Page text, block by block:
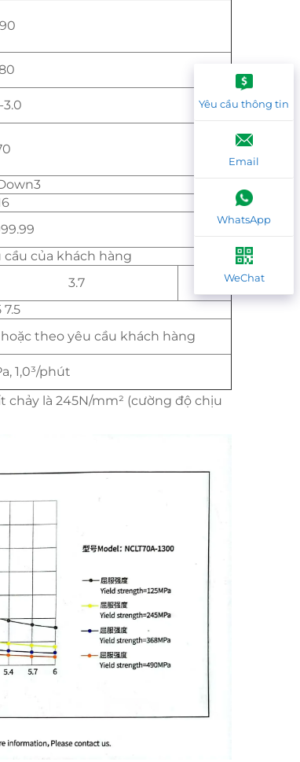
3.0
cầu của khách hàng
3.7
7.5
theo yêu cầu khách hàng
1,0³/phút
là 245N/mm² (cường độ chịu
Yêu cầu thông tin
Email
WhatsApp
WeChat